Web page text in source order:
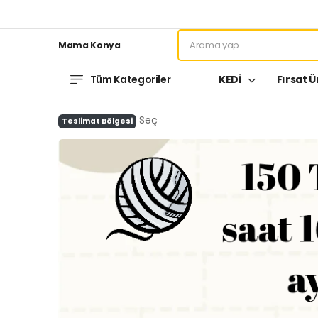
Mama Konya
Tüm Kategoriler KEDİ Fırsat
Teslimat Bölgesi Seç